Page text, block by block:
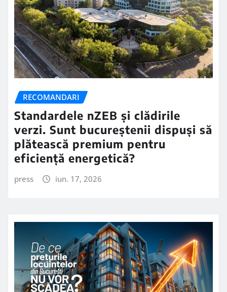
RECOMANDARI
Standardele nZEB și clădirile
verzi. Sunt bucureștenii dispuși să
plătească premium pentru
eficiență energetică?
press iun. 17, 2026